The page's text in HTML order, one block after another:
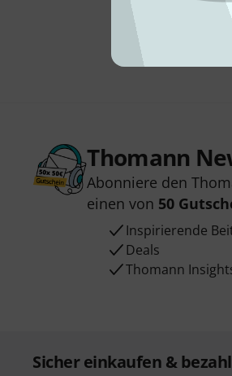
Thomann
Abonniere den
einen von 50
Inspirierende
Deals
Thomann
Sicher einkaufen &